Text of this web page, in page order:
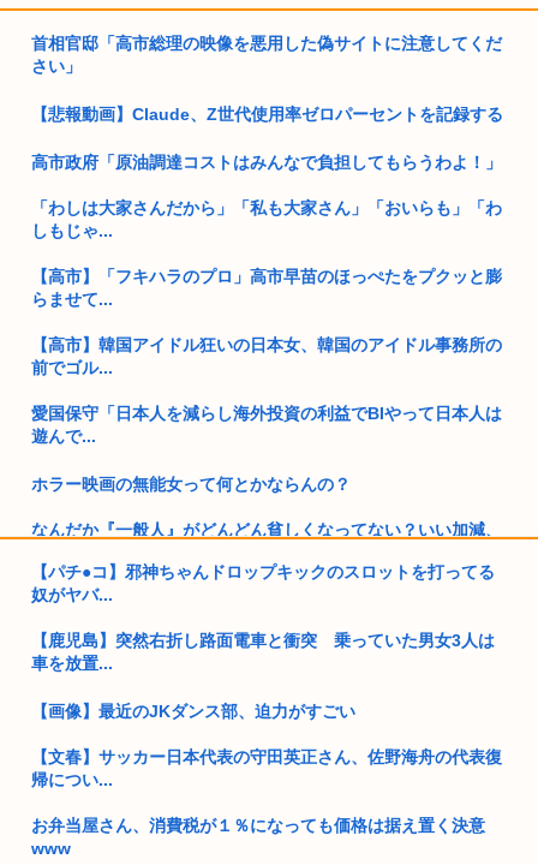
首相官邸「高市総理の映像を悪用した偽サイトに注意してくだ
さい」
【悲報動画】Claude、Z世代使用率ゼロパーセントを記録する
高市政府「原油調達コストはみんなで負担してもらうわよ！」
「わしは大家さんだから」「私も大家さん」「おいらも」「わ
しもじゃ...
【高市】「フキハラのプロ」高市早苗のほっぺたをプクッと膨
らませて...
【高市】韓国アイドル狂いの日本女、韓国のアイドル事務所の
前でゴル...
愛国保守「日本人を減らし海外投資の利益でBIやって日本人は
遊んで...
ホラー映画の無能女って何とかならんの？
なんだか『一般人』がどんどん貧しくなってない？いい加減、
高市早苗の消費税減税、93%が「賛成」www
ロシア軍、キエフ州にある物流倉庫総面積の50%以上を破壊し
てしま...
向かいのアパートの部屋の男が窓を開けて繰り返しオ●ニー 40
国家情報局のスパイ通報フォーム、マイクロソフト365だった
【人類滅亡】テスト中のAIの脱走が相次ぐ。今度は中国AI
【パチ●コ】邪神ちゃんドロップキックのスロットを打ってる
奴がヤバ...
【鹿児島】突然右折し路面電車と衝突 乗っていた男女3人は
車を放置...
【画像】最近のJKダンス部、迫力がすごい
【文春】サッカー日本代表の守田英正さん、佐野海舟の代表復
帰につい...
お弁当屋さん、消費税が１％になっても価格は据え置く決意
www